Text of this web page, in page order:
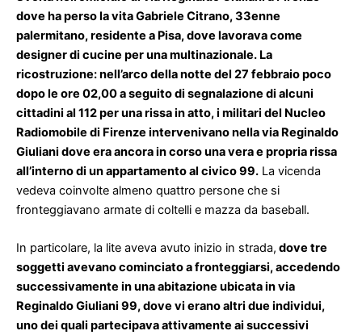
dove ha perso la vitaGabriele Citrano, 33enne
palermitano, residente a Pisa, dove lavorava come
designer di cucine per una multinazionale. La
ricostruzione: nell’arco della notte del 27 febbraio poco
dopo le ore 02,00 a seguito di segnalazione di alcuni
cittadini al 112 per una rissa in atto, i militari del Nucleo
Radiomobile di Firenze intervenivano nella via Reginaldo
Giuliani dove era ancora in corso una vera e propria rissa
all’interno di un appartamento al civico 99. La vicenda
vedeva coinvolte almeno quattro persone che si
fronteggiavano armate di coltelli e mazza da baseball.
In particolare, la lite aveva avuto inizio in strada, dove tre
soggetti avevano cominciato a fronteggiarsi, accedendo
successivamente in una abitazione ubicata in via
Reginaldo Giuliani 99, dove vi erano altri due individui,
uno dei quali partecipava attivamente ai successivi